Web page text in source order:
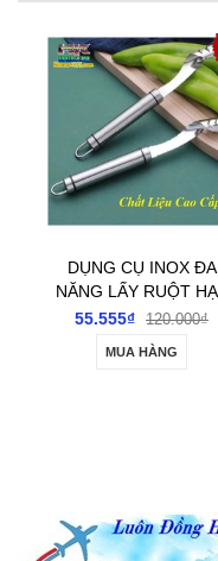
KÉO CẮT THỰC
PHẨM NHÀ BẾP ĐA
NĂNG TIỆN DỤNG
66.666₫ 120.000₫
MUA HÀNG